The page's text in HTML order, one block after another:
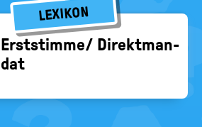
LEXIKON
Erst­stim­me/ Di­rekt­man­
dat